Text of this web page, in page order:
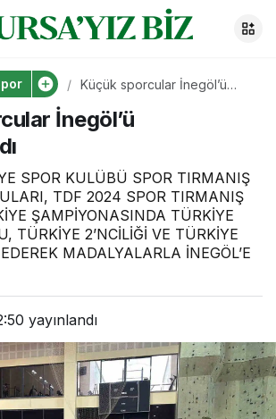
Küçük sporcular İnegöl’ü
İnegöl’ü
SPOR KULÜBÜ SPOR TIRMANIŞ
TDF 2024 SPOR TIRMANIŞ
ŞAMPİYONASINDA TÜRKİYE
TÜRKİYE 2’NCİLİĞİ VE TÜRKİYE
MADALYALARLA İNEGÖL’E
yayınlandı
0 Paylaş